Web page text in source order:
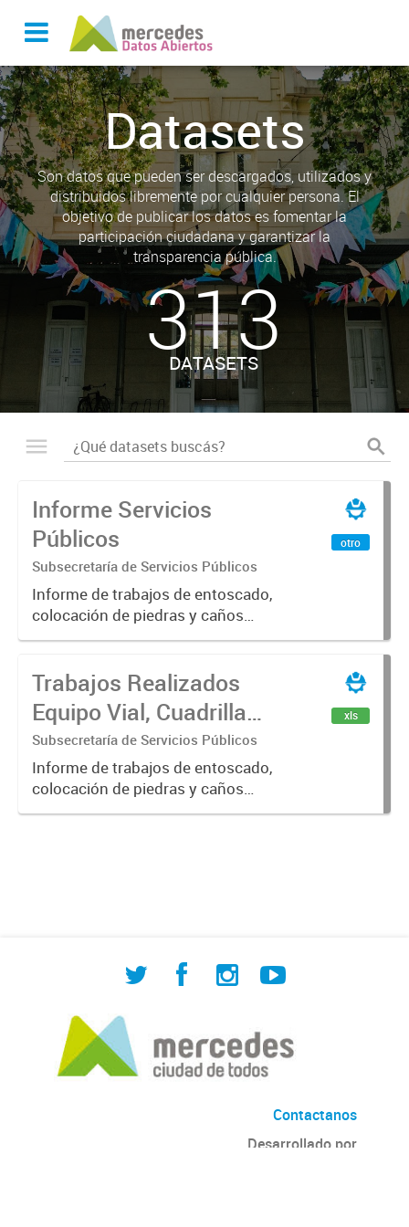
Datasets
Son datos que pueden ser descargados, utilizados y
distribuidos libremente por cualquier persona. El
objetivo de publicar los datos es fomentar la
participación ciudadana y garantizar la
transparencia pública.
313
DATASETS
Informe Servicios
Públicos
Subsecretaría de Servicios Públicos
Informe de trabajos de entoscado,
colocación de piedras y caños
(zanjeo - cruce de calles) Informe
construcción, colocación de tapa
registro, reparación...
otro
Trabajos Realizados
Equipo Vial, Cuadrilla
Bacheo, Servicio
Eléctrico - Noviembre
2021
Subsecretaría de Servicios Públicos
Informe de trabajos de entoscado,
colocación de piedras y caños
(zanjeo - cruce de calles) Informe
xls
Contactanos
Desarrollado por